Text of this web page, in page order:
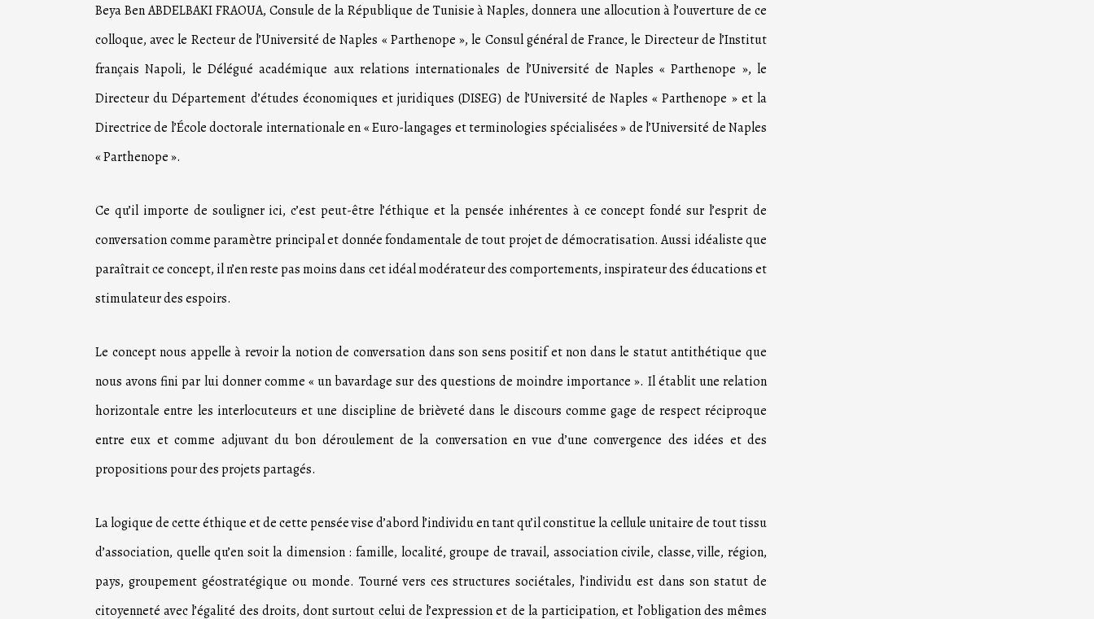
Beya Ben ABDELBAKI FRAOUA, Consule de la République de Tunisie à Naples, donnera une allocution à l’ouverture de ce
colloque, avec le Recteur de l’Université de Naples « Parthenope », le Consul général de France, le Directeur de l’Institut
français Napoli, le Délégué académique aux relations internationales de l’Université de Naples « Parthenope », le
Directeur du Département d’études économiques et juridiques (DISEG) de l’Université de Naples « Parthenope » et la
Directrice de l’École doctorale internationale en « Euro-langages et terminologies spécialisées » de l’Université de Naples
« Parthenope ».
Ce qu’il importe de souligner ici, c’est peut-être l’éthique et la pensée inhérentes à ce concept fondé sur l’esprit de
conversation comme paramètre principal et donnée fondamentale de tout projet de démocratisation. Aussi idéaliste que
paraîtrait ce concept, il n’en reste pas moins dans cet idéal modérateur des comportements, inspirateur des éducations et
stimulateur des espoirs.
Le concept nous appelle à revoir la notion de conversation dans son sens positif et non dans le statut antithétique que
nous avons fini par lui donner comme « un bavardage sur des questions de moindre importance ». Il établit une relation
horizontale entre les interlocuteurs et une discipline de brièveté dans le discours comme gage de respect réciproque
entre eux et comme adjuvant du bon déroulement de la conversation en vue d’une convergence des idées et des
propositions pour des projets partagés.
La logique de cette éthique et de cette pensée vise d’abord l’individu en tant qu’il constitue la cellule unitaire de tout tissu
d’association, quelle qu’en soit la dimension : famille, localité, groupe de travail, association civile, classe, ville, région,
pays, groupement géostratégique ou monde. Tourné vers ces structures sociétales, l’individu est dans son statut de
citoyenneté avec l’égalité des droits, dont surtout celui de l’expression et de la participation, et l’obligation des mêmes